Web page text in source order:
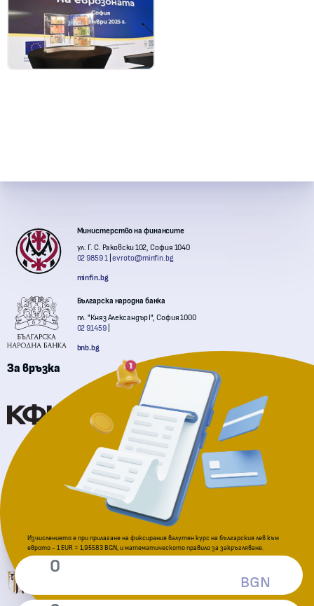
Контакти с институции
Министерство на финансите
ул. Г. С. Раковски 102, София 1040
02 9859 1
evroto@minfin.bg
minfin.bg
Българска народна банка
пл. "Княз Александър I", София 1000
02 91459
bnb.bg
За връзка
Комисия за финансов надзор
Национална агенция за приходите
За подаване на сигнали
Комисия за защита на потребителите
Изчислението е при прилагане на фиксирания валутен курс на българския лев към
еврото - 1 EUR = 1,95583 BGN, и математическото правило за закръгляване.
BGN